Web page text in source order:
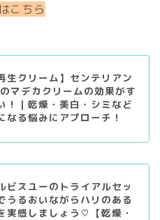
こちら
生クリーム】センテリアン
マデカクリームの効果がす
！｜乾燥・美白・シミなど
なる悩みにアプローチ！
ビスユーのトライアルセッ
うるおいながらハリのある
実感しましょう♡【乾燥・